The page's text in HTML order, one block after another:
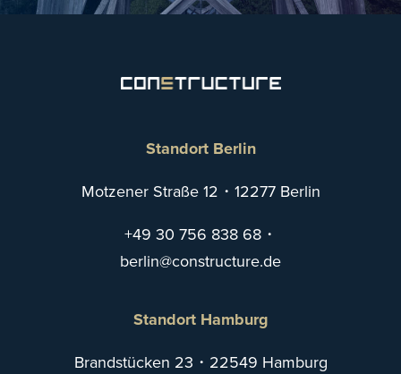
Standort Berlin
Motzener Straße 12・12277 Berlin
+49 30 756 838 68・
ed.er
utcur
tsnoc
@nilr
eb
Standort Hamburg
Brandstücken 23・22549 Hamburg